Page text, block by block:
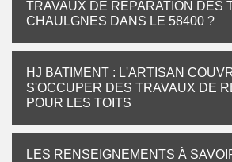
TRAVAUX DE RÉPARATION DES
CHAULGNES DANS LE 58400 ?
HJ BATIMENT : L'ARTISAN
S'OCCUPER DES TRAVAUX DE
POUR LES TOITS
LES RENSEIGNEMENTS À